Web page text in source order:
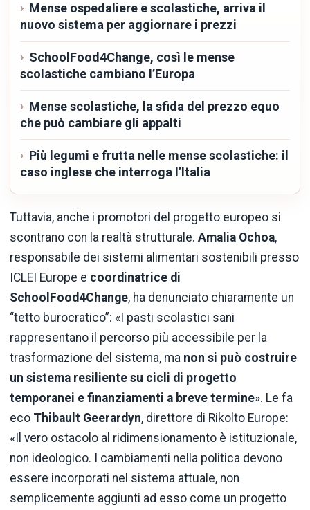
Mense ospedaliere e scolastiche, arriva il
nuovo sistema per aggiornare i prezzi
SchoolFood4Change, così le mense
scolastiche cambiano l’Europa
Mense scolastiche, la sfida del prezzo equo
che può cambiare gli appalti
Più legumi e frutta nelle mense scolastiche: il
caso inglese che interroga l’Italia
Tuttavia, anche i promotori del progetto europeo si
scontrano con la realtà strutturale. Amalia Ochoa,
responsabile dei sistemi alimentari sostenibili presso
ICLEI Europe e coordinatrice di
SchoolFood4Change, ha denunciato chiaramente un
“tetto burocratico”: «I pasti scolastici sani
rappresentano il percorso più accessibile per la
trasformazione del sistema, ma non si può costruire
un sistema resiliente su cicli di progetto
temporanei e finanziamenti a breve termine». Le fa
eco Thibault Geerardyn, direttore di Rikolto Europe:
«Il vero ostacolo al ridimensionamento è istituzionale,
non ideologico. I cambiamenti nella politica devono
essere incorporati nel sistema attuale, non
semplicemente aggiunti ad esso come un progetto